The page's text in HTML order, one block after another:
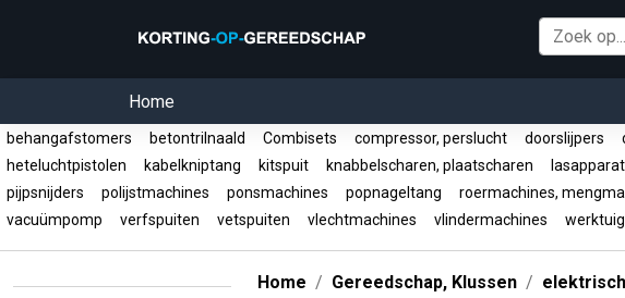
Home
behangafstomers betontrilnaald Combisets compressor, perslucht doorslijpers
heteluchtpistolen
kabelkniptang kitspuit knabbelscharen, plaatscharen
pijpsnijders
polijstmachines ponsmachines popnageltang roermachines,
vacuümpomp
verfspuiten vetspuiten vlechtmachines vlindermachines
Home Gereedschap, Klussen